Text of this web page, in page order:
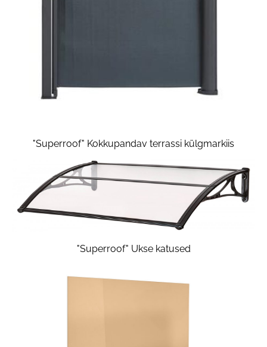
"Superroof" Kokkupandav terrassi külgmarkiis
"Superroof" Ukse katused